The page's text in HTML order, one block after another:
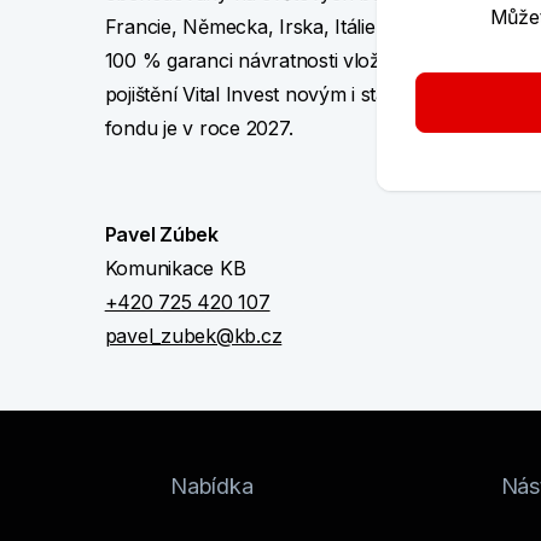
Francie, Německa, Irska, Itálie, Nizozemska a
100 % garanci návratnosti vložených
pojištění Vital Invest novým i stávajícím
fondu je v roce 2027.
Pavel Zúbek
Komunikace KB
+420 725 420 107
pavel_zubek@kb.cz
Nabídka